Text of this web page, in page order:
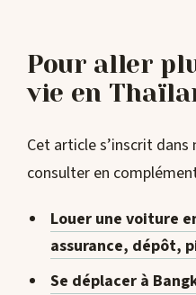
Pour aller
vie en
Cet article s’inscrit
consulter en
Louer une voiture
assurance, dépôt,
Se déplacer à